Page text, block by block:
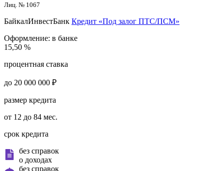
Лиц. № 1067
БайкалИнвестБанк Кредит «Под залог ПТС/ПСМ»
Оформление: в банке
15,50 %
процентная ставка
до 20 000 000 ₽
размер кредита
от 12 до 84 мес.
срок кредита
без справок
о доходах
без справок